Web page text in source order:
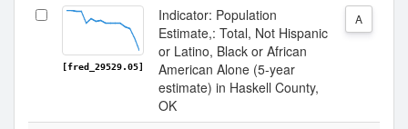
[fred_29529.05]
Indicator: Population
Estimate,: Total, Not Hispanic
or Latino, Black or African
American Alone (5-year
estimate) in Haskell County,
OK
A